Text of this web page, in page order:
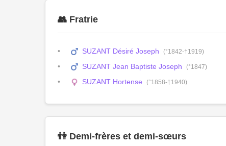
👥 Fratrie
SUZANT Désiré Joseph (°1842-†1919)
SUZANT Jean Baptiste Joseph (°1847)
SUZANT Hortense (°1858-†1940)
👫 Demi-frères et demi-sœurs